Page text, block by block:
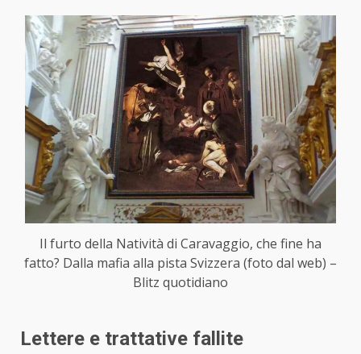
Il furto della Natività di Caravaggio, che fine ha
fatto? Dalla mafia alla pista Svizzera (foto dal web) –
Blitz quotidiano
Lettere e trattative fallite